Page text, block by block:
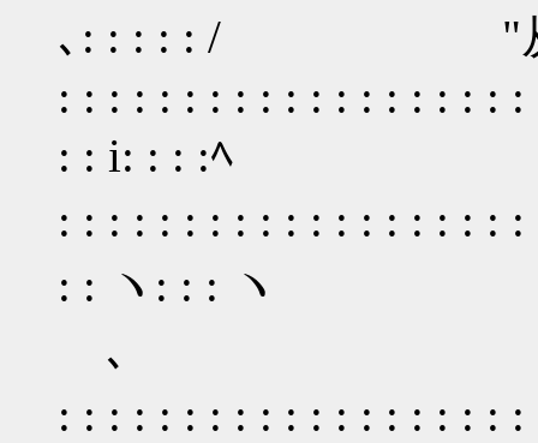
､: : : : : / "从.＼
: : : : : : : : : : : : :
: : i: : : :ﾍ ';:::ヽ
: : : : : : : : : : : : :
: : ヽ: : : ヽ
ゝ､
: : : : : : : : : : : : : :